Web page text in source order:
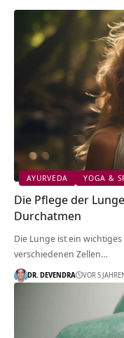
AYURVEDA YOGA &
Die Pflege der
Durchatmen
Die Lunge ist ein
verschiedenen Zellen…
DR. DEVENDRA VOR 5